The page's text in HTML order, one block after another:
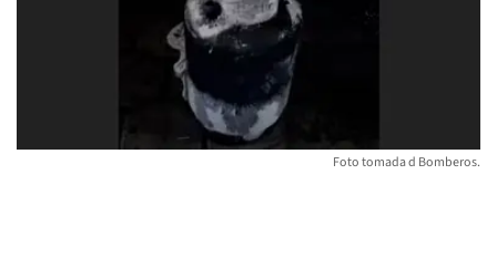
Foto tomada d Bomberos.